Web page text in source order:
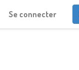
Se connecter